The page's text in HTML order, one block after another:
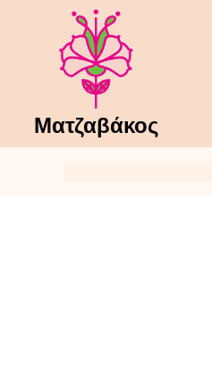
περιεχόμενο
Ματζαβάκος